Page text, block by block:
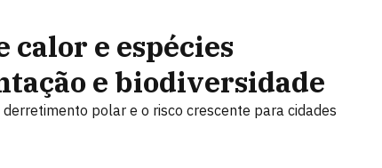
calor e espécies
e biodiversidade
polar e o risco crescente para cidades